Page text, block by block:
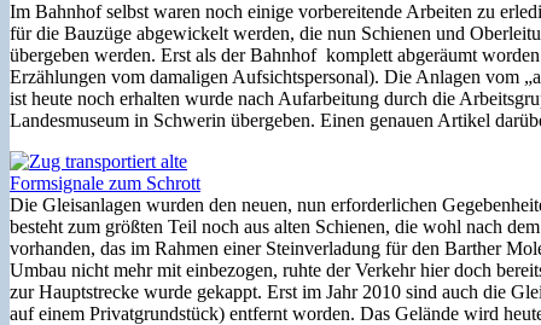
Im Bahnhof selbst waren noch einige vorbereitende Arbeiten zu
für die Bauzüge abgewickelt werden, die nun Schienen und
übergeben werden. Erst als der Bahnhof komplett abgeräumt
Erzählungen vom damaligen Aufsichtspersonal). Die Anlagen vom
ist heute noch erhalten wurde nach Aufarbeitung durch die
Landesmuseum in Schwerin übergeben. Einen genauen Artikel
Die Gleisanlagen wurden den neuen, nun erforderlichen
besteht zum größten Teil noch aus alten Schienen, die wohl nach
vorhanden, das im Rahmen einer Steinverladung für den Barther
Umbau nicht mehr mit einbezogen, ruhte der Verkehr hier doch
zur Hauptstrecke wurde gekappt. Erst im Jahr 2010 sind auch die
auf einem Privatgrundstück) entfernt worden. Das Gelände wird